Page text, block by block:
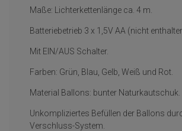
Maße: Lichterkettenlänge ca. 4 m.
Batteriebetrieb 3 x 1,5V AA (nicht
Mit EIN/AUS Schalter.
Farben: Grün, Blau, Gelb, Weiß und Rot.
Material Ballons: bunter Naturkautschuk.
Unkompliziertes Befüllen der Ballons
Verschluss-System.